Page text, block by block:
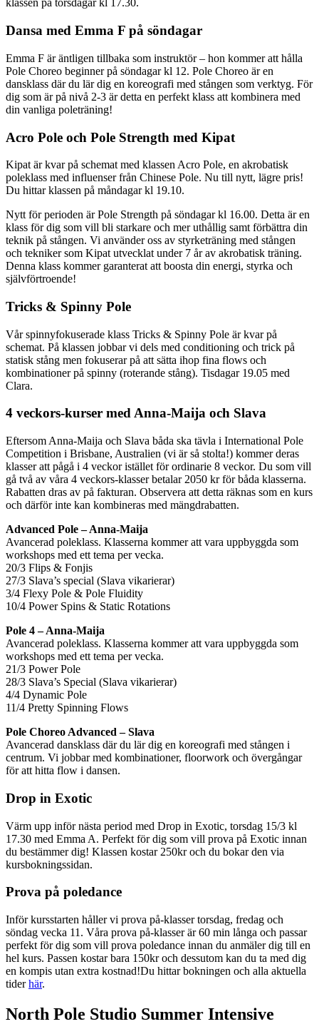
klassen på torsdagar kl 17.30.
Dansa med Emma F på söndagar
Emma F är äntligen tillbaka som instruktör – hon kommer att hålla
Pole Choreo beginner på söndagar kl 12. Pole Choreo är en
dansklass där du lär dig en koreografi med stången som verktyg. För
dig som är på nivå 2-3 är detta en perfekt klass att kombinera med
din vanliga poleträning!
Acro Pole och Pole Strength med Kipat
Kipat är kvar på schemat med klassen Acro Pole, en akrobatisk
poleklass med influenser från Chinese Pole. Nu till nytt, lägre pris!
Du hittar klassen på måndagar kl 19.10.
Nytt för perioden är Pole Strength på söndagar kl 16.00. Detta är en
klass för dig som vill bli starkare och mer uthållig samt förbättra din
teknik på stången. Vi använder oss av styrketräning med stången
och tekniker som Kipat utvecklat under 7 år av akrobatisk träning.
Denna klass kommer garanterat att boosta din energi, styrka och
självförtroende!
Tricks & Spinny Pole
Vår spinnyfokuserade klass Tricks & Spinny Pole är kvar på
schemat. På klassen jobbar vi dels med conditioning och trick på
statisk stång men fokuserar på att sätta ihop fina flows och
kombinationer på spinny (roterande stång). Tisdagar 19.05 med
Clara.
4 veckors-kurser med Anna-Maija och Slava
Eftersom Anna-Maija och Slava båda ska tävla i International Pole
Competition i Brisbane, Australien (vi är så stolta!) kommer deras
klasser att pågå i 4 veckor istället för ordinarie 8 veckor. Du som vill
gå två av våra 4 veckors-klasser betalar 2050 kr för båda klasserna.
Rabatten dras av på fakturan. Observera att detta räknas som en kurs
och därför inte kan kombineras med mängdrabatten.
Advanced Pole – Anna-Maija
Avancerad poleklass. Klasserna kommer att vara uppbyggda som
workshops med ett tema per vecka.
20/3 Flips & Fonjis
27/3 Slava’s special (Slava vikarierar)
3/4 Flexy Pole & Pole Fluidity
10/4 Power Spins & Static Rotations
Pole 4 – Anna-Maija
Avancerad poleklass. Klasserna kommer att vara uppbyggda som
workshops med ett tema per vecka.
21/3 Power Pole
28/3 Slava’s Special (Slava vikarierar)
4/4 Dynamic Pole
11/4 Pretty Spinning Flows
Pole Choreo Advanced – Slava
Avancerad dansklass där du lär dig en koreografi med stången i
centrum. Vi jobbar med kombinationer, floorwork och övergångar
för att hitta flow i dansen.
Drop in Exotic
Värm upp inför nästa period med Drop in Exotic, torsdag 15/3 kl
17.30 med Emma A. Perfekt för dig som vill prova på Exotic innan
du bestämmer dig! Klassen kostar 250kr och du bokar den via
kursbokningssidan.
Prova på poledance
Inför kursstarten håller vi prova på-klasser torsdag, fredag och
söndag vecka 11. Våra prova på-klasser är 60 min långa och passar
perfekt för dig som vill prova poledance innan du anmäler dig till en
hel kurs. Passen kostar bara 150kr och dessutom kan du ta med dig
en kompis utan extra kostnad!Du hittar bokningen och alla aktuella
tiderhär.
North Pole Studio Summer Intensive